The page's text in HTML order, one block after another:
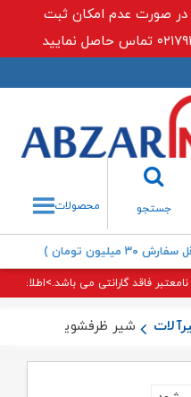
در صورت عدم امکان ثبت
جستجو
جستجو محصولات
تومان )
فاقد گارانتی می باشد.>اطلاعات
شیر ظرفشویی آلستر